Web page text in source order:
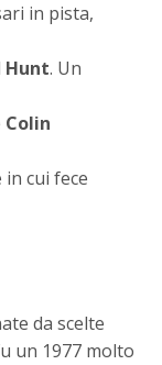
in pista,
Hunt. Un
Colin
in cui fece
da scelte
un 1977 molto